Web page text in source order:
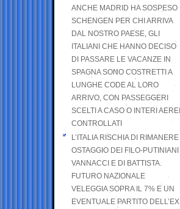
ANCHE MADRID HA SOSPESO
SCHENGEN PER CHI ARRIVA
DAL NOSTRO PAESE, GLI
ITALIANI CHE HANNO DECISO
DI PASSARE LE VACANZE IN
SPAGNA SONO COSTRETTI A
LUNGHE CODE AL LORO
ARRIVO, CON PASSEGGERI
SCELTI A CASO O INTERI AEREI
CONTROLLATI
L’ITALIA RISCHIA DI RIMANERE
OSTAGGIO DEI FILO-PUTINIANI
VANNACCI E DI BATTISTA.
FUTURO NAZIONALE
VELEGGIA SOPRA IL 7% E UN
EVENTUALE PARTITO DELL’EX